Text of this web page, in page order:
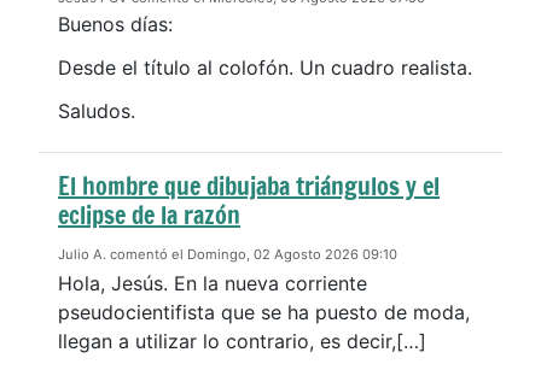
Buenos días:
Desde el título al colofón. Un cuadro realista.
Saludos.
El hombre que dibujaba triángulos y el
eclipse de la razón
Julio A. comentó el Domingo, 02 Agosto 2026 09:10
Hola, Jesús. En la nueva corriente
pseudocientifista que se ha puesto de moda,
llegan a utilizar lo contrario, es decir,[…]